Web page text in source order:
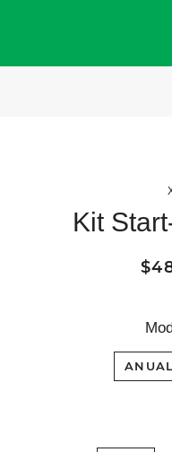
Kit
ANUAL